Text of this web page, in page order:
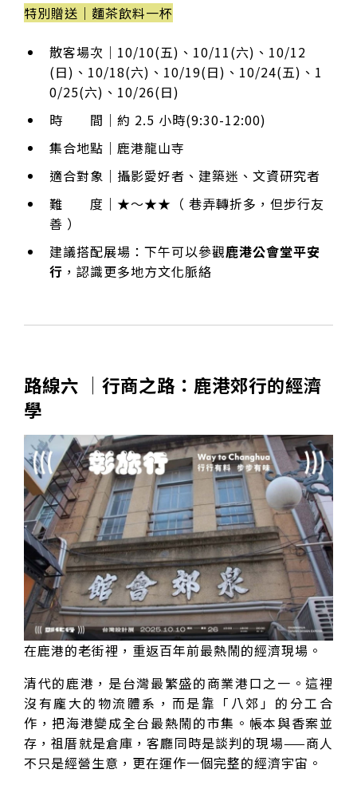
特別贈送｜麵茶飲料一杯
散客場次｜10/10(五)、10/11(六)、10/12
(日)、10/18(六)、10/19(日)、10/24(五)、1
0/25(六)、10/26(日)
時 間｜約 2.5 小時(9:30-12:00)
集合地點｜鹿港龍山寺
適合對象｜攝影愛好者、建築迷、文資研究者
難 度｜★～★★（ 巷弄轉折多，但步行友
善 ）
建議搭配展場：下午可以參觀鹿港公會堂平安
行 ，認識更多地方文化脈絡
路線六 │行商之路：鹿港郊行的經濟
學
在鹿港的老街裡，重返百年前最熱鬧的經濟現場。
清代的鹿港，是台灣最繁盛的商業港口之一。這裡
沒有龐大的物流體系，而是靠「八郊」的分工合
作，把海港變成全台最熱鬧的市集。帳本與香案並
存，祖厝就是倉庫，客廳同時是談判的現場——商人
不只是經營生意，更在運作一個完整的經濟宇宙。